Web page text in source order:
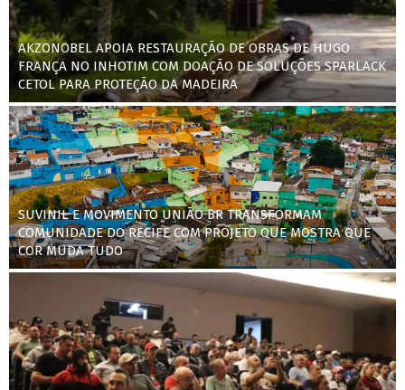
AKZONOBEL APOIA RESTAURAÇÃO DE OBRAS DE HUGO
FRANÇA NO INHOTIM COM DOAÇÃO DE SOLUÇÕES SPARLACK
CETOL PARA PROTEÇÃO DA MADEIRA
SUVINIL E MOVIMENTO UNIÃO BR TRANSFORMAM
COMUNIDADE DO RECIFE COM PROJETO QUE MOSTRA QUE
COR MUDA TUDO